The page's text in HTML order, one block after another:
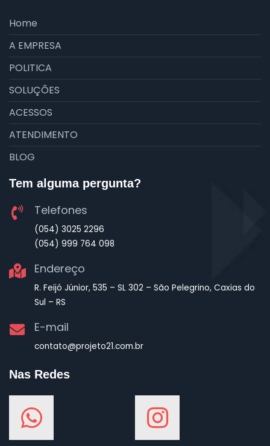
Home
A EMPRESA
POLITICA
SOLUÇÕES
ACESSOS
ATENDIMENTO
BLOG
Tem alguma pergunta?
Telefones
(054) 3025 2296
(054) 999 764 098
Endereço
R. Feijó Júnior, 535 – SL 302 – São Pelegrino, Caxias do
Sul – RS
E-mail
contato@projeto21.com.br
Nas Redes